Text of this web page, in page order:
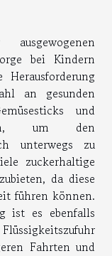
bei Kindern
an gesunden
und
um den
unterwegs zu
zuckerhaltige
da diese
führen können.
ist es ebenfalls
Fahrten und